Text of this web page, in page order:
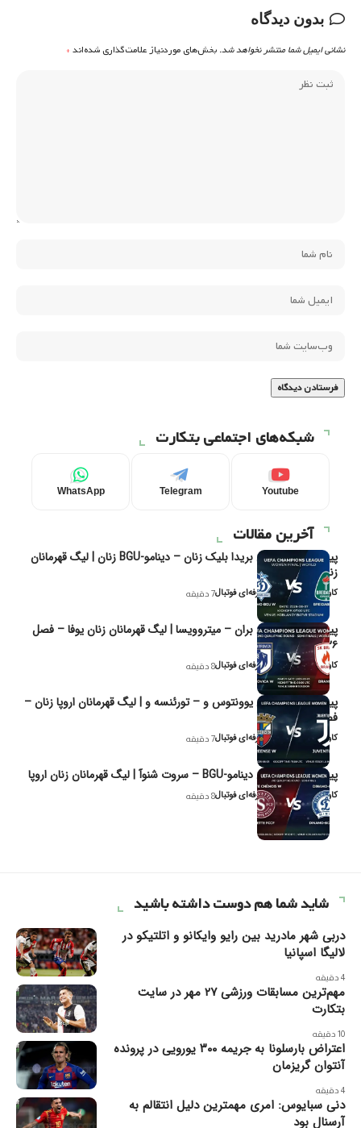
بدون دیدگاه
نشانی ایمیل شما منتشر نخواهد شد. بخش‌های موردنیاز علامت‌گذاری شده‌اند*
شبکه‌های اجتماعی بتکارت
Youtube
Telegram
WhatsApp
آخرین مقالات
پیش‌بینی و تحلیل بریدا بلیک زنان – دینامو-BGU زنان | لیگ قهرمانان
زنان یوفا
کاوه نیک‌فر، تحلیل‌گر حرفه‌ای فوتبال7 دقیقه
پیش‌بینی و تحلیل بران – میتروویسا | لیگ قهرمانان زنان یوفا – فصل
۲۰۲۶
کاوه نیک‌فر، تحلیل‌گر حرفه‌ای فوتبال8 دقیقه
پیش‌بینی و تحلیل یوونتوس و – تورئنسه و | لیگ قهرمانان اروپا زنان –
فصل ۲۰۲۶
کاوه نیک‌فر، تحلیل‌گر حرفه‌ای فوتبال7 دقیقه
پیش‌بینی و تحلیل دینامو-BGU – سروت شنوآ | لیگ قهرمانان زنان اروپا
کاوه نیک‌فر، تحلیل‌گر حرفه‌ای فوتبال8 دقیقه
شاید شما هم دوست داشته باشید
دربی شهر مادرید بین رایو وایکانو و اتلتیکو در
لالیگا اسپانیا
4 دقیقه
مهم‌ترین مسابقات ورزشی ۲۷ مهر در سایت
بتکارت
10 دقیقه
اعتراض بارسلونا به جریمه ۳۰۰ یورویی در پرونده
آنتوان گریزمان
4 دقیقه
دنی سبایوس: امری مهمترین دلیل انتقالم به
آرسنال بود